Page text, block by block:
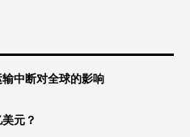
中断对全球的影响
元？